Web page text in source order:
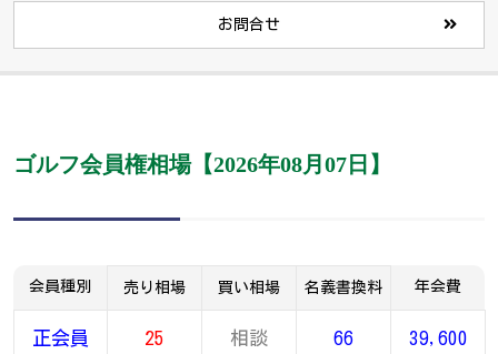
お問合せ
ゴルフ会員権相場【2026年08月07日】
会員種別 売り相場 買い相場 名義書換料 年会費
正会員 25 相談 66 39,600